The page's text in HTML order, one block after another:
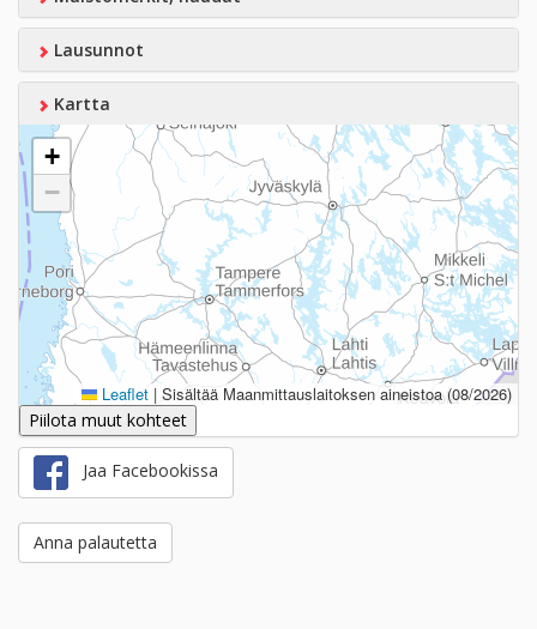
Lausunnot
Kartta
+
−
Leaflet | Sisältää Maanmittauslaitoksen aineistoa (08/2026)
Piilota muut kohteet
Jaa Facebookissa
Anna palautetta